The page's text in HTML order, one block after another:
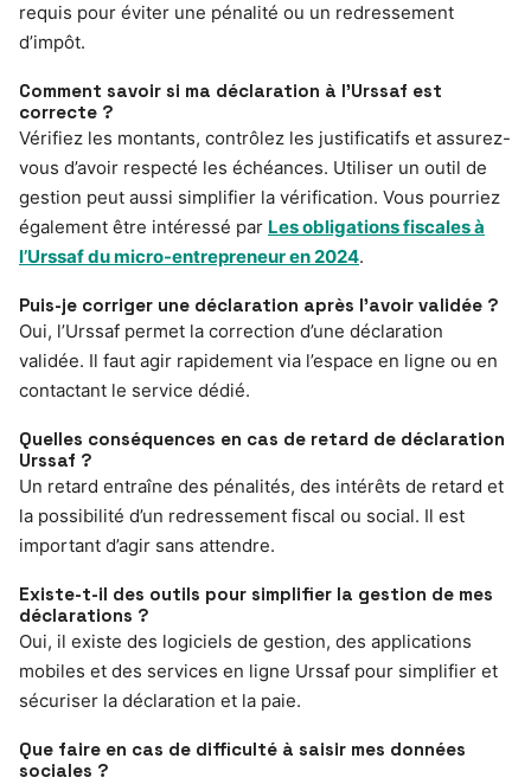
requis pour éviter une pénalité ou un redressement
d’impôt.
Comment savoir si ma déclaration à l’Urssaf est
correcte ?
Vérifiez les montants, contrôlez les justificatifs et assurez-
vous d’avoir respecté les échéances. Utiliser un outil de
gestion peut aussi simplifier la vérification. Vous pourriez
également être intéressé par Les obligations fiscales à
l’Urssaf du micro-entrepreneur en 2024.
Puis-je corriger une déclaration après l’avoir validée ?
Oui, l’Urssaf permet la correction d’une déclaration
validée. Il faut agir rapidement via l’espace en ligne ou en
contactant le service dédié.
Quelles conséquences en cas de retard de déclaration
Urssaf ?
Un retard entraîne des pénalités, des intérêts de retard et
la possibilité d’un redressement fiscal ou social. Il est
important d’agir sans attendre.
Existe-t-il des outils pour simplifier la gestion de mes
déclarations ?
Oui, il existe des logiciels de gestion, des applications
mobiles et des services en ligne Urssaf pour simplifier et
sécuriser la déclaration et la paie.
Que faire en cas de difficulté à saisir mes données
sociales ?